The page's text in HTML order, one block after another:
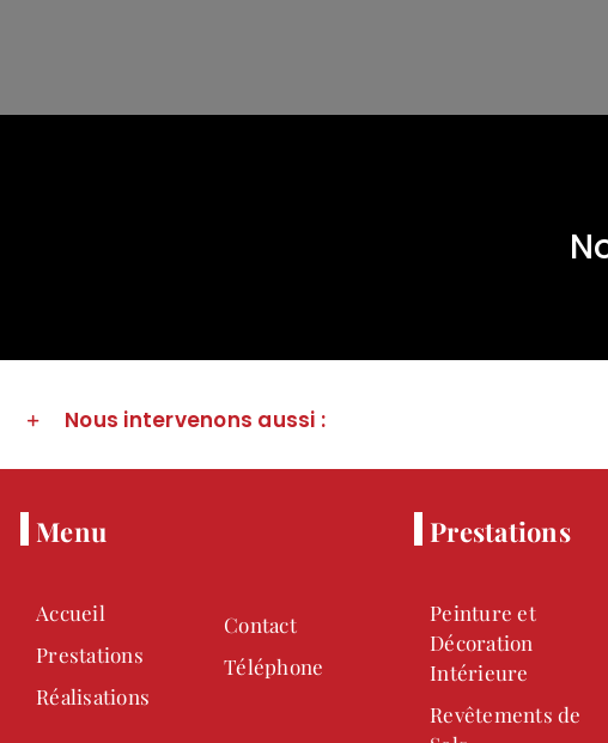
Nous intervenons aussi :
Menu
Accueil
Prestations
Réalisations
Contact
Téléphone
Prestations
Peinture et
Décoration
Intérieure
Revêtements de